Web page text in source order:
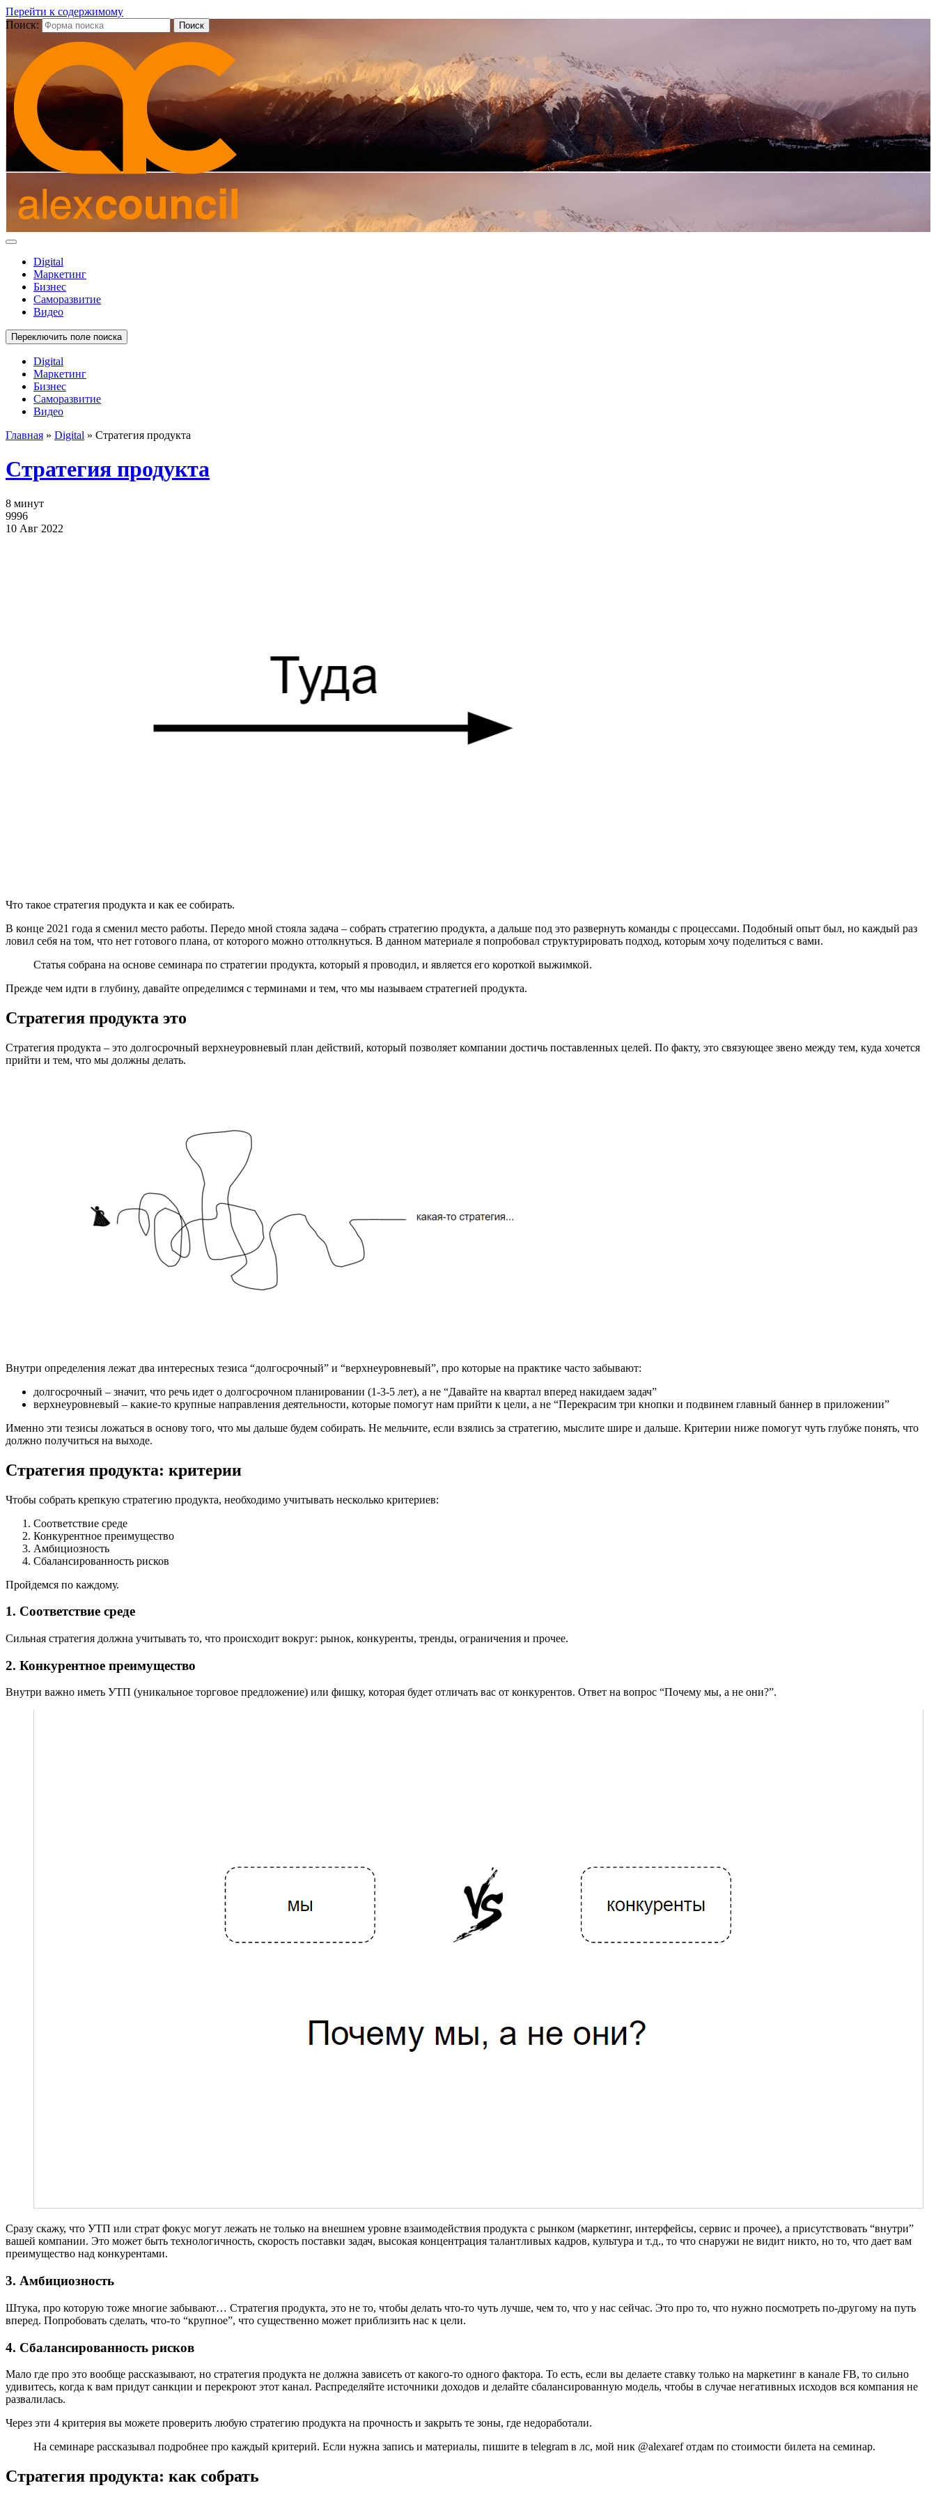
Перейти к содержимому
Поиск:
Digital
Маркетинг
Бизнес
Саморазвитие
Видео
Переключить поле поиска
Digital
Маркетинг
Бизнес
Саморазвитие
Видео
Главная » Digital » Стратегия продукта
Стратегия продукта
8 минут
9996
10 Авг 2022
Что такое стратегия продукта и как ее собирать.
В конце 2021 года я сменил место работы. Передо мной стояла задача – собрать стратегию продукта, а дальше под это развернуть команды с процессами. Подобный опыт был, но каждый раз
ловил себя на том, что нет готового плана, от которого можно оттолкнуться. В данном материале я попробовал структурировать подход, которым хочу поделиться с вами.
Статья собрана на основе семинара по стратегии продукта, который я проводил, и является его короткой выжимкой.
Прежде чем идти в глубину, давайте определимся с терминами и тем, что мы называем стратегией продукта.
Стратегия продукта это
Стратегия продукта – это долгосрочный верхнеуровневый план действий, который позволяет компании достичь поставленных целей. По факту, это связующее звено между тем, куда хочется
прийти и тем, что мы должны делать.
Внутри определения лежат два интересных тезиса “долгосрочный” и “верхнеуровневый”, про которые на практике часто забывают:
долгосрочный – значит, что речь идет о долгосрочном планировании (1-3-5 лет), а не “Давайте на квартал вперед накидаем задач”
верхнеуровневый – какие-то крупные направления деятельности, которые помогут нам прийти к цели, а не “Перекрасим три кнопки и подвинем главный баннер в приложении”
Именно эти тезисы ложаться в основу того, что мы дальше будем собирать. Не мельчите, если взялись за стратегию, мыслите шире и дальше. Критерии ниже помогут чуть глубже понять, что
должно получиться на выходе.
Стратегия продукта: критерии
Чтобы собрать крепкую стратегию продукта, необходимо учитывать несколько критериев:
Соответствие среде
Конкурентное преимущество
Амбициозность
Сбалансированность рисков
Пройдемся по каждому.
1. Соответствие среде
Сильная стратегия должна учитывать то, что происходит вокруг: рынок, конкуренты, тренды, ограничения и прочее.
2. Конкурентное преимущество
Внутри важно иметь УТП (уникальное торговое предложение) или фишку, которая будет отличать вас от конкурентов. Ответ на вопрос “Почему мы, а не они?”.
Сразу скажу, что УТП или страт фокус могут лежать не только на внешнем уровне взаимодействия продукта с рынком (маркетинг, интерфейсы, сервис и прочее), а присутствовать “внутри”
вашей компании. Это может быть технологичность, скорость поставки задач, высокая концентрация талантливых кадров, культура и т.д., то что снаружи не видит никто, но то, что дает вам
преимущество над конкурентами.
3. Амбициозность
Штука, про которую тоже многие забывают… Стратегия продукта, это не то, чтобы делать что-то чуть лучше, чем то, что у нас сейчас. Это про то, что нужно посмотреть по-другому на путь
вперед. Попробовать сделать, что-то “крупное”, что существенно может приблизить нас к цели.
4. Сбалансированность рисков
Мало где про это вообще рассказывают, но стратегия продукта не должна зависеть от какого-то одного фактора. То есть, если вы делаете ставку только на маркетинг в канале FB, то сильно
удивитесь, когда к вам придут санкции и перекроют этот канал. Распределяйте источники доходов и делайте сбалансированную модель, чтобы в случае негативных исходов вся компания не
развалилась.
Через эти 4 критерия вы можете проверить любую стратегию продукта на прочность и закрыть те зоны, где недоработали.
На семинаре рассказывал подробнее про каждый критерий. Если нужна запись и материалы, пишите в telegram в лс, мой ник @alexaref отдам по стоимости билета на семинар.
Стратегия продукта: как собрать